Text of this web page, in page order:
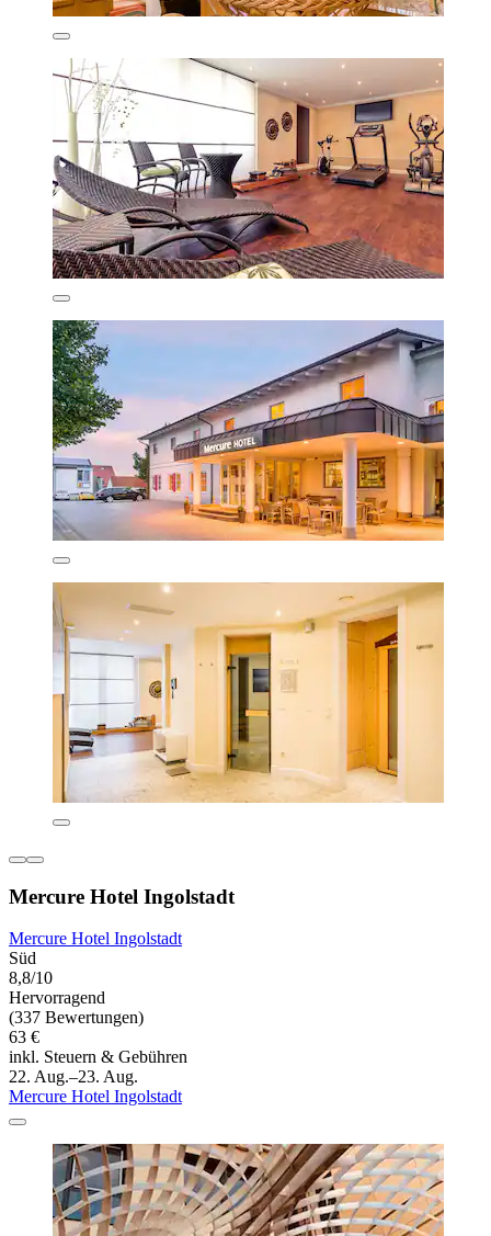
Mercure Hotel Ingolstadt
Mercure Hotel Ingolstadt
Süd
8,8/10
Hervorragend
(337 Bewertungen)
63 €
inkl. Steuern & Gebühren
22. Aug.–23. Aug.
Mercure Hotel Ingolstadt